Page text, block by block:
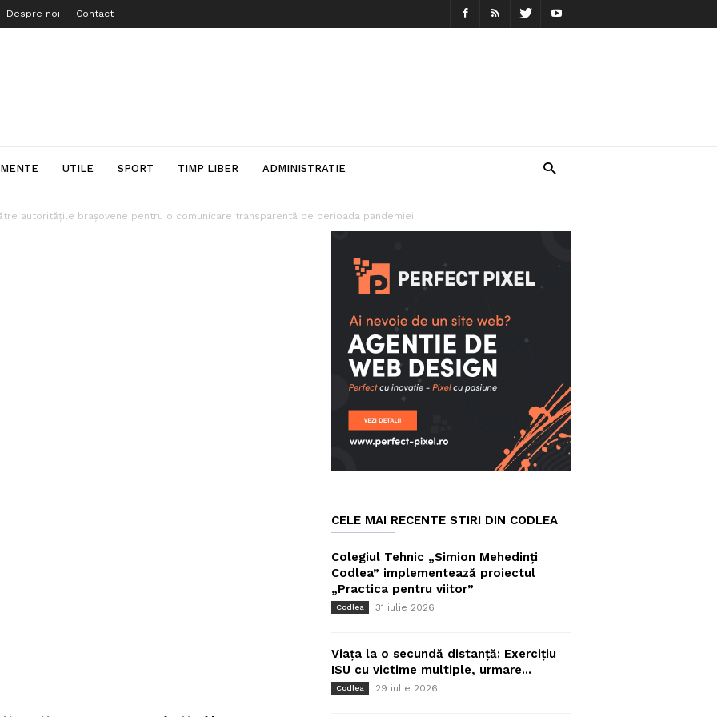
Despre noi Contact
UTILE SPORT TIMP LIBER ADMINISTRATIE
autoritățile brașovene pentru o comunicare transparentă pe perioada pandemiei
CELE MAI RECENTE STIRI DIN CODLEA
Colegiul Tehnic „Simion Mehedinți
Codlea” implementează proiectul
„Practica pentru viitor”
Codlea 31 iulie 2026
Viața la o secundă distanță: Exercițiu
ISU cu victime multiple, urmare...
Codlea 29 iulie 2026